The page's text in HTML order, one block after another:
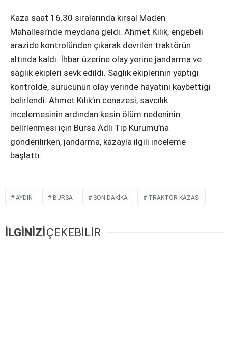
Kaza saat 16.30 sıralarında kırsal Maden
Mahallesi’nde meydana geldi. Ahmet Kılık, engebeli
arazide kontrolünden çıkarak devrilen traktörün
altında kaldı. İhbar üzerine olay yerine jandarma ve
sağlık ekipleri sevk edildi. Sağlık ekiplerinin yaptığı
kontrolde, sürücünün olay yerinde hayatını kaybettiği
belirlendi. Ahmet Kılık’ın cenazesi, savcılık
incelemesinin ardından kesin ölüm nedeninin
belirlenmesi için Bursa Adli Tıp Kurumu’na
gönderilirken, jandarma, kazayla ilgili inceleme
başlattı.
AYDIN BURSA SON DAKIKA TRAKTÖR KAZASI
İLGİNİZİÇEKEBİLİR